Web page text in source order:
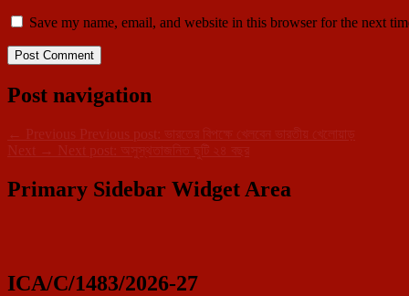
Save my name, email, and website in this browser for the next
Post navigation
← Previous Previous post:
ভারতের বিপক্ষে খেলবেন ভারতীয় খেলোয়াড়
Next → Next post: অসুস্থতাজনিত ছুটি ২৪ বছর
Primary Sidebar Widget Area
ICA/C/1483/2026-27